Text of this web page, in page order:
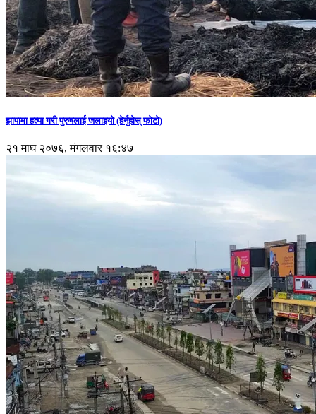
झापामा हत्या गरी पुरुषलाई जलाइयो (हेर्नुहाेस् फाेटाे)
२१ माघ २०७६, मंगलवार १६:४७